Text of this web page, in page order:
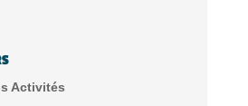
Activités